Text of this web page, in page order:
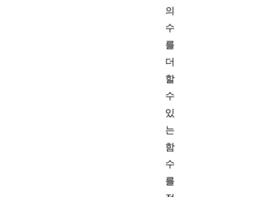
의
수
를
더
할
수
있
는
함
수
를